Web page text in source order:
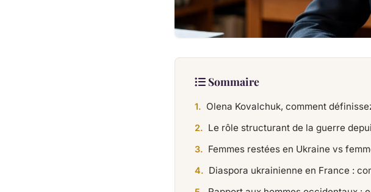
Sommaire
Olena Kovalchuk, comment
Le rôle structurant de la guerre
Femmes restées en Ukraine vs
Diaspora ukrainienne en France :